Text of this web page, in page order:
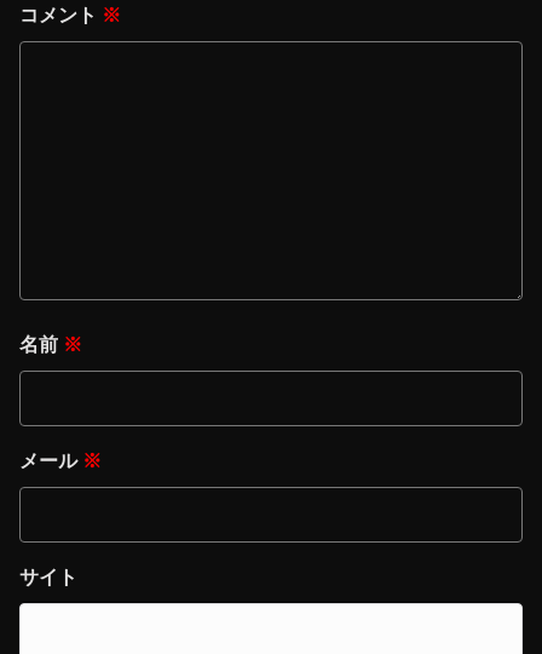
コメント ※
名前 ※
メール ※
サイト